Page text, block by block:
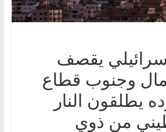
يقصف
وجنوب قطاع
يطلقون النار
من ذوي